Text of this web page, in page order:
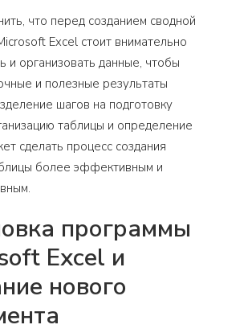
что перед созданием сводной
Excel стоит внимательно
и организовать данные, чтобы
и полезные результаты
шагов на подготовку
таблицы и определение
сделать процесс создания
более эффективным и
программы
Excel и
нового